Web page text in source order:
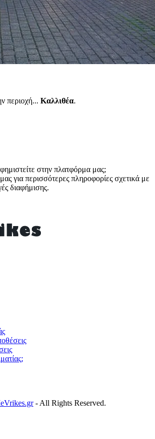
περιοχή... Καλλιθέα.
στην πλατφόρμα μας;
για περισσότερες πληροφορίες σχετικά με
διαφήμισης.
- All Rights Reserved.